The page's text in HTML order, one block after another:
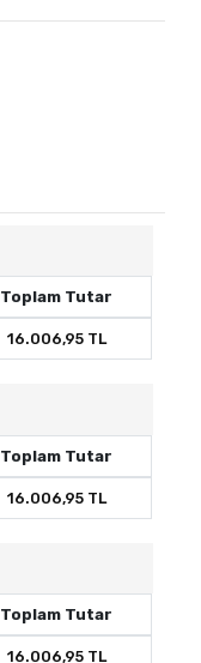
Toplam Tutar
16.006,95 TL
Toplam Tutar
16.006,95 TL
Toplam Tutar
16.006,95 TL